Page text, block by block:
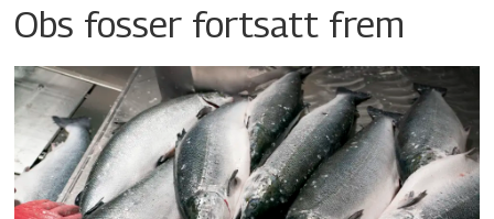
Obs fosser fortsatt frem